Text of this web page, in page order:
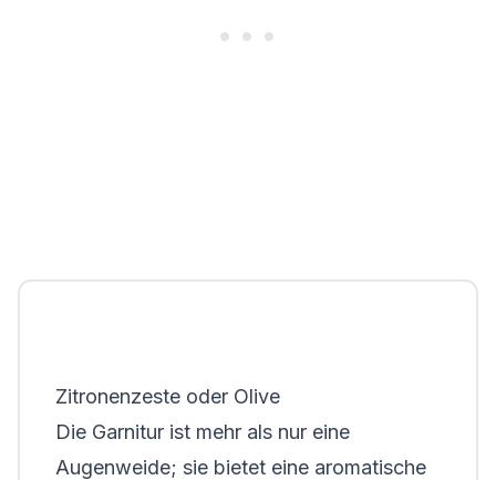
Zitronenzeste oder Olive
Die Garnitur ist mehr als nur eine
Augenweide; sie bietet eine aromatische